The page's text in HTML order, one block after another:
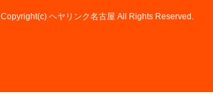
Copyright(c) ヘヤリンク名古屋 All Rights Reserved.